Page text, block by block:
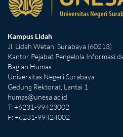
Kampus Lidah
Jl. Lidah Wetan, Surabaya (60213)
Kantor Pejabat Pengelola Informasi
Bagian Humas
Universitas Negeri Surabaya
Gedung Rektorat, Lantai 1
humas@unesa.ac.id
T: +6231-99423002
F: +6231-99424002